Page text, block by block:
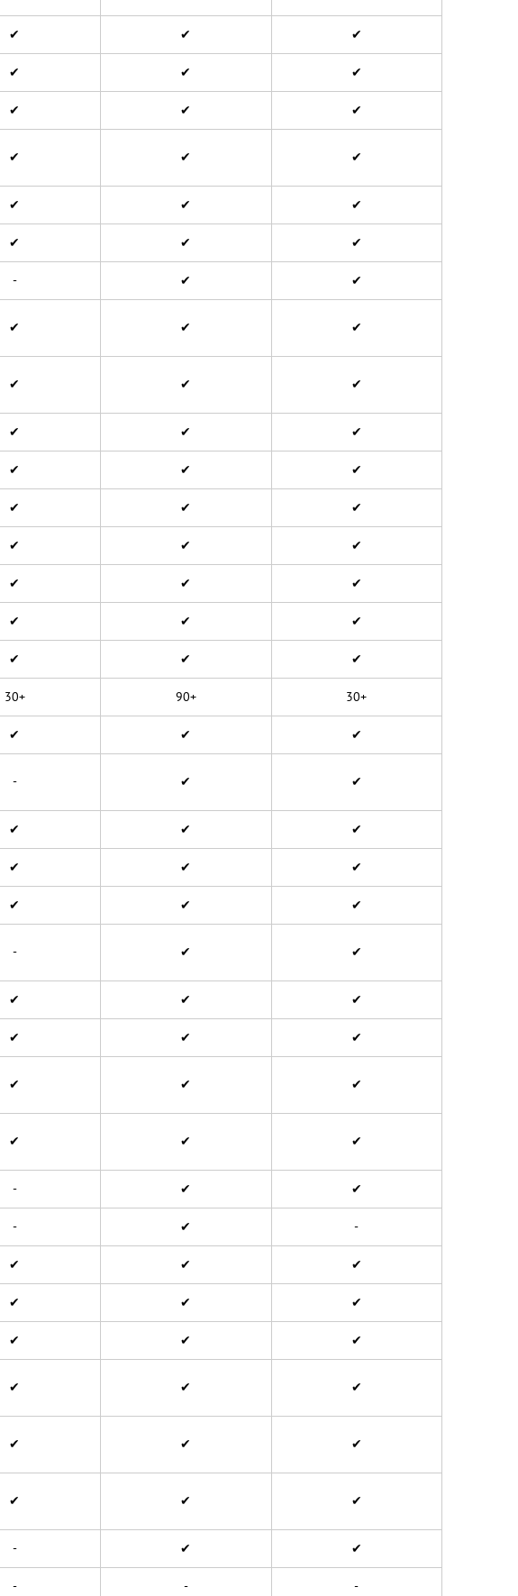
✔ ✔ ✔
✔ ✔ ✔
✔ ✔ ✔
✔ ✔ ✔
✔ ✔ ✔
✔ ✔ ✔
- ✔ ✔
✔ ✔ ✔
✔ ✔ ✔
✔ ✔ ✔
✔ ✔ ✔
✔ ✔ ✔
✔ ✔ ✔
✔ ✔ ✔
✔ ✔ ✔
✔ ✔ ✔
30+ 90+ 30+
✔ ✔ ✔
- ✔ ✔
✔ ✔ ✔
✔ ✔ ✔
✔ ✔ ✔
- ✔ ✔
✔ ✔ ✔
✔ ✔ ✔
✔ ✔ ✔
✔ ✔ ✔
- ✔ ✔
- ✔ -
✔ ✔ ✔
✔ ✔ ✔
✔ ✔ ✔
✔ ✔ ✔
✔ ✔ ✔
✔ ✔ ✔
- ✔ ✔
- - -